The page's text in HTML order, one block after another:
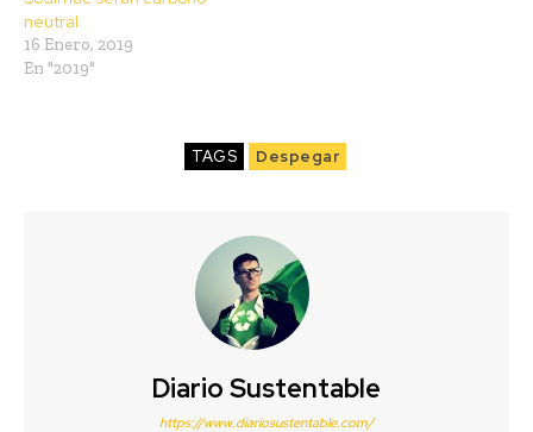
neutral
16 Enero, 2019
En "2019"
TAGS Despegar
Diario Sustentable
https://www.diariosustentable.com/